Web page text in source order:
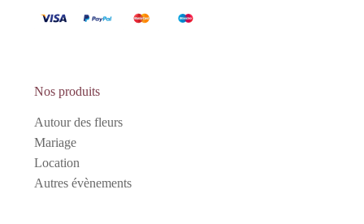
Nos produits
Autour des fleurs
Mariage
Location
Autres évènements